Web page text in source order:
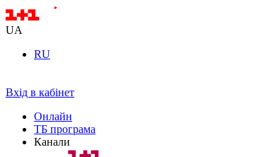
UA
RU
Вхід в кабінет
Онлайн
ТБ програма
Канали